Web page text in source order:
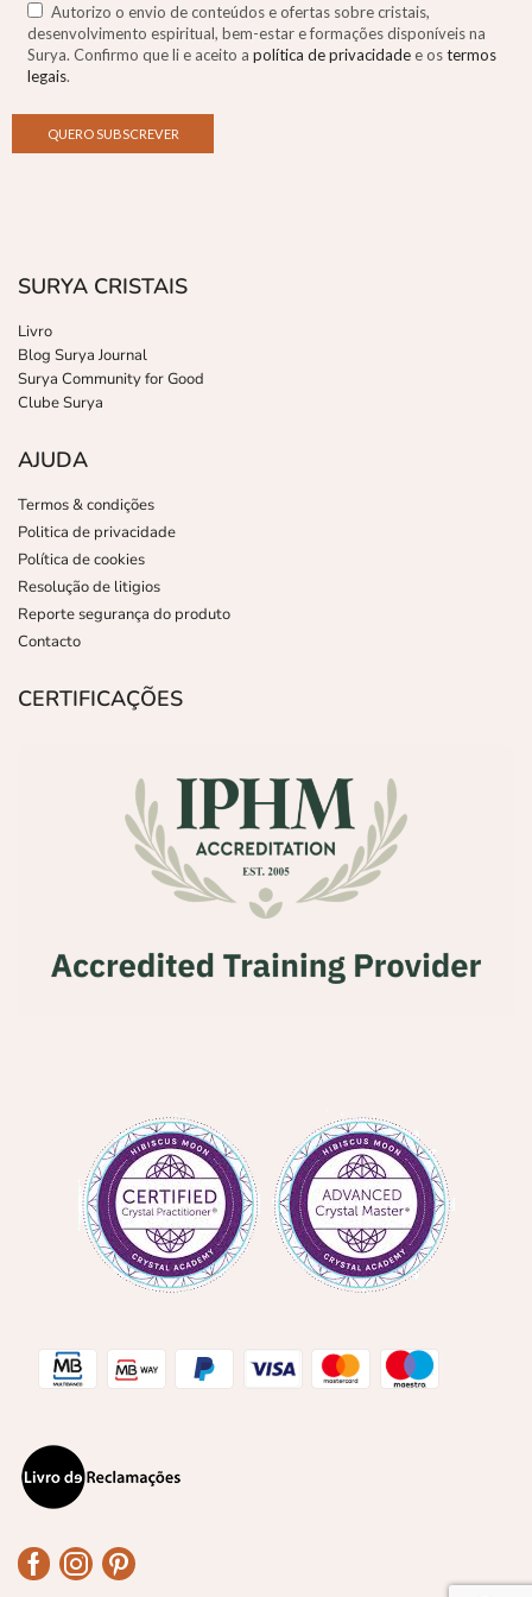
Autorizo o envio de conteúdos e ofertas sobre cristais,
desenvolvimento espiritual, bem-estar e formações disponíveis na
Surya. Confirmo que li e aceito a política de privacidadee ostermos
legais.
SURYA CRISTAIS
Livro
Blog Surya Journal
Surya Community for Good
Clube Surya
AJUDA
Termos & condições
Politica de privacidade
Política de cookies
Resolução de litigios
Reporte segurança do produto
Contacto
CERTIFICAÇÕES